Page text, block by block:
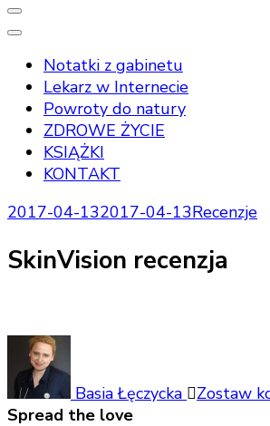
Notatki z gabinetu
Lekarz w Internecie
Powroty do natury
ZDROWE ŻYCIE
KSIĄŻKI
KONTAKT
2017-04-132017-04-13Recenzje
SkinVision recenzja
Basia Łęczycka Zostaw
Spread the love